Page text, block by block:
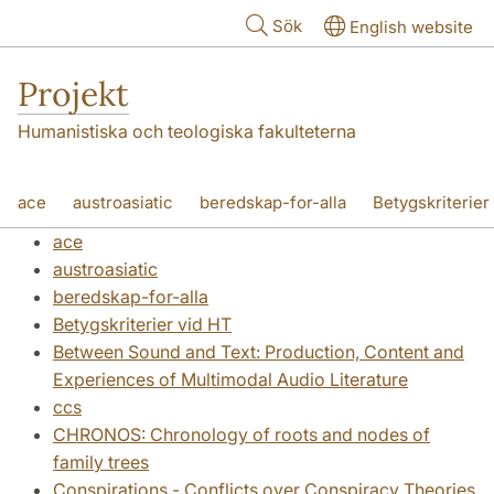
Sök English website
Projekt
Humanistiska och teologiska fakulteterna
ace austroasiatic beredskap-for-alla Betygskriterier
Between Sound and Text: Production, Content and
ccs CHRONOS: Chronology of roots and nodes of family
Conspirations - Conflicts over Conspiracy Theories cefle
DiACL: Diachronic Atlas of Comparative Linguistics Online
Digital Heritage Forum digitalhistory directprofil
ECHO - European Cultural Heritage Online ekelof ERiCi
ace
austroasiatic
beredskap-for-alla
Betygskriterier vid HT
Between Sound and Text: Production, Content and
Experiences of Multimodal Audio Literature
ccs
CHRONOS: Chronology of roots and nodes of
family trees